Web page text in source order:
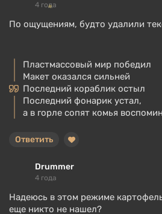
4 года
По ощущениям, будто удалили
Пластмассовый мир победил
Макет оказался сильней
Последний кораблик остыл
Последний фонарик устал,
а в горле сопят комья
Ответить
Drummer
4 года
Надеюсь в этом режиме
еще никто не нашел?